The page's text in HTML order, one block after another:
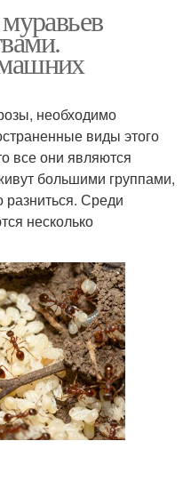
необходимо
виды этого
все они являются
большими группами,
разниться. Среди
несколько